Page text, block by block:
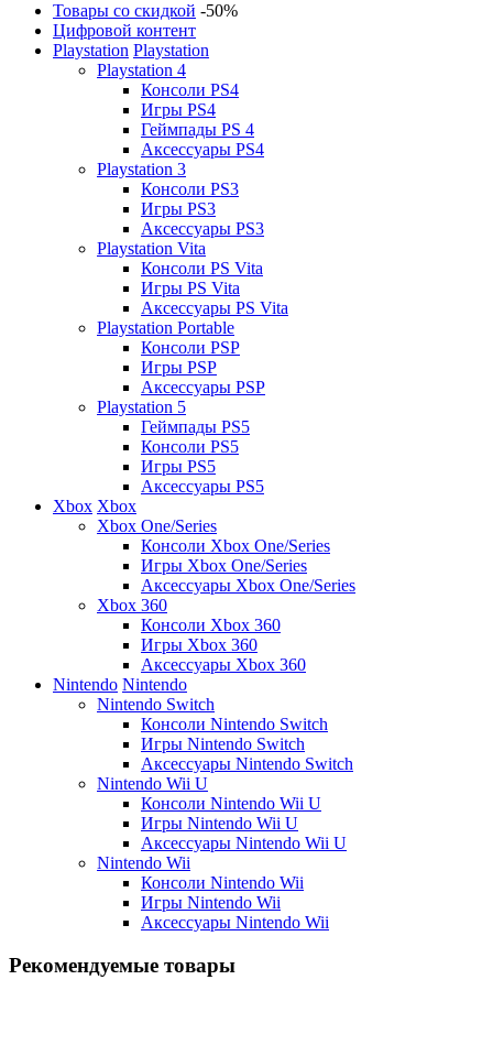
Товары со скидкой -50%
Цифровой контент
Playstation Playstation
Playstation 4
Консоли PS4
Игры PS4
Геймпады PS 4
Аксессуары PS4
Playstation 3
Консоли PS3
Игры PS3
Аксессуары PS3
Playstation Vita
Консоли PS Vita
Игры PS Vita
Аксессуары PS Vita
Playstation Portable
Консоли PSP
Игры PSP
Аксессуары PSP
Playstation 5
Геймпады PS5
Консоли PS5
Игры PS5
Аксессуары PS5
Xbox Xbox
Xbox One/Series
Консоли Xbox One/Series
Игры Xbox One/Series
Аксессуары Xbox One/Series
Xbox 360
Консоли Xbox 360
Игры Xbox 360
Аксессуары Xbox 360
Nintendo Nintendo
Nintendo Switch
Консоли Nintendo Switch
Игры Nintendo Switch
Аксессуары Nintendo Switch
Nintendo Wii U
Консоли Nintendo Wii U
Игры Nintendo Wii U
Аксессуары Nintendo Wii U
Nintendo Wii
Консоли Nintendo Wii
Игры Nintendo Wii
Аксессуары Nintendo Wii
Рекомендуемые товары